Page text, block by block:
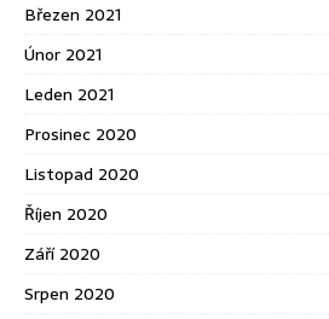
Březen 2021
Únor 2021
Leden 2021
Prosinec 2020
Listopad 2020
Říjen 2020
Září 2020
Srpen 2020